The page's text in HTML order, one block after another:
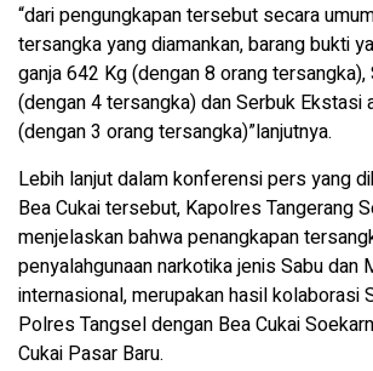
“dari pengungkapan tersebut secara
tersangka yang diamankan, barang bukti
ganja 642 Kg (dengan 8 orang tersangka),
(dengan 4 tersangka) dan Serbuk Ekstasi
(dengan 3 orang tersangka)”lanjutnya.
Lebih lanjut dalam konferensi pers yang
Bea Cukai tersebut, Kapolres Tangerang
menjelaskan bahwa penangkapan
penyalahgunaan narkotika jenis Sabu dan
internasional, merupakan hasil kolaborasi
Polres Tangsel dengan Bea Cukai
Cukai Pasar Baru.